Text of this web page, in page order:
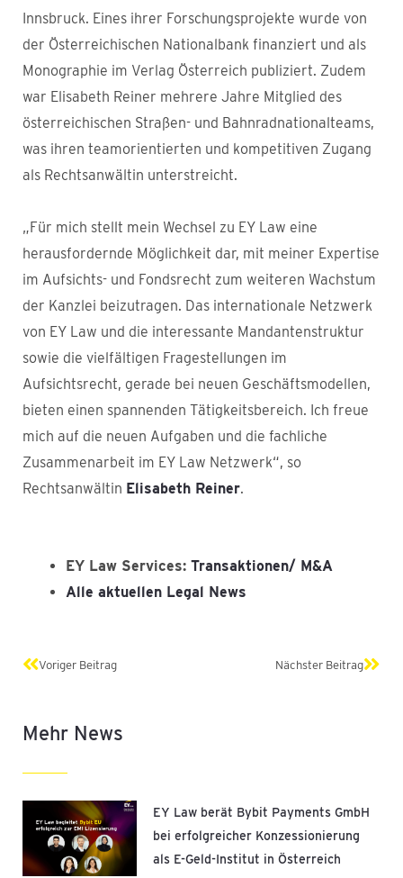
Innsbruck. Eines ihrer Forschungsprojekte wurde von
der Österreichischen Nationalbank finanziert und als
Monographie im Verlag Österreich publiziert. Zudem
war Elisabeth Reiner mehrere Jahre Mitglied des
österreichischen Straßen- und Bahnradnationalteams,
was ihren teamorientierten und kompetitiven Zugang
als Rechtsanwältin unterstreicht.
„Für mich stellt mein Wechsel zu EY Law eine
herausfordernde Möglichkeit dar, mit meiner Expertise
im Aufsichts- und Fondsrecht zum weiteren Wachstum
der Kanzlei beizutragen. Das internationale Netzwerk
von EY Law und die interessante Mandantenstruktur
sowie die vielfältigen Fragestellungen im
Aufsichtsrecht, gerade bei neuen Geschäftsmodellen,
bieten einen spannenden Tätigkeitsbereich. Ich freue
mich auf die neuen Aufgaben und die fachliche
Zusammenarbeit im EY Law Netzwerk“, so
Rechtsanwältin Elisabeth Reiner.
EY Law Services: Transaktionen/ M&A
Alle aktuellen Legal News
Zurück
Voriger Beitrag Nächster Beitrag
Mehr News
EY Law berät Bybit Payments GmbH
bei erfolgreicher Konzessionierung
als E-Geld-Institut in Österreich